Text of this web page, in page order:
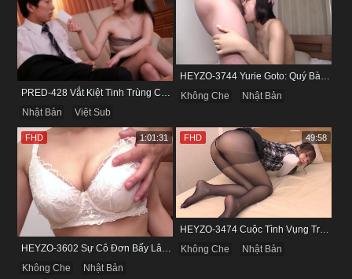
PRED-428 Vắt Kiệt Tinh Trùng Của Bạn Trai Để Chừa Thói Lăng Nhăng
Nhật Bản
Việt Sub
HEYZO-3744 Yurie Goto: Quý Bà Dâm Phụ & Cơn Cuồng Si Mùi Buồi Khắm
Không Che
Nhật Bản
Không Che
Nhật Bản
FHD 1:01:31
Không Che
Nhật Bản
FHD 49:58